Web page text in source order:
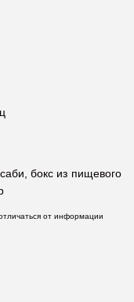
бокс из пищевого
от информации